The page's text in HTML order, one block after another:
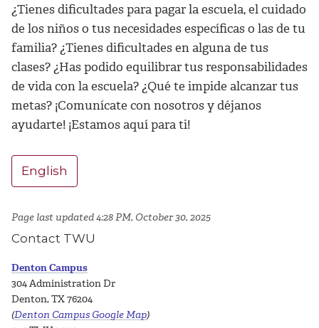
¿Tienes dificultades para pagar la escuela, el cuidado
de los niños o tus necesidades específicas o las de tu
familia? ¿Tienes dificultades en alguna de tus
clases? ¿Has podido equilibrar tus responsabilidades
de vida con la escuela? ¿Qué te impide alcanzar tus
metas? ¡Comunícate con nosotros y déjanos
ayudarte! ¡Estamos aquí para ti!
English
Page last updated 4:28 PM, October 30, 2025
Contact TWU
Denton Campus
304 Administration Dr
Denton, TX 76204
(Denton Campus Google Map)